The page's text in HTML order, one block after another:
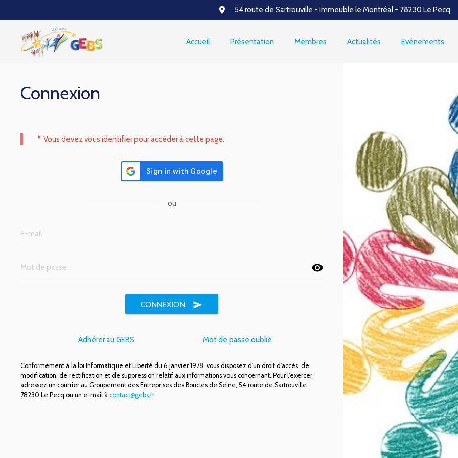
place 54 route de Sartrouville - Immeuble le Montréal - 78230 Le Pecq
Accueil Présentation Membres Actualités Evénements
Connexion
* Vous devez vous identifier pour accéder à cette page.
ou
visibility
CONNEXION send
Adhérer au GEBS Mot de passe oublié
Conformément à la loi Informatique et Liberté du 6 janvier 1978, vous disposez d'un droit d'accès, de
modification, de rectification et de suppression relatif aux informations vous concernant. Pour l'exercer,
adressez un courrier au Groupement des Entreprises des Boucles de Seine, 54 route de Sartrouville
78230 Le Pecq ou un e-mail à contact@gebs.fr.